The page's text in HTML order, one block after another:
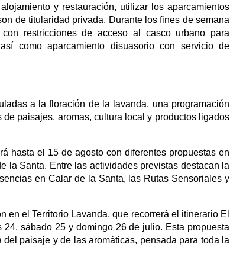
y restauración, utilizar los aparcamientos
de titularidad privada. Durante los fines de semana
restricciones de acceso al casco urbano para
como aparcamiento disuasorio con servicio de
a la floración de la lavanda, una programación
paisajes, aromas, cultura local y productos ligados
hasta el 15 de agosto con diferentes propuestas en
la Santa. Entre las actividades previstas destacan la
en Calar de la Santa, las Rutas Sensoriales y
en el Territorio Lavanda, que recorrerá el itinerario El
sábado 25 y domingo 26 de julio. Esta propuesta
paisaje y de las aromáticas, pensada para toda la